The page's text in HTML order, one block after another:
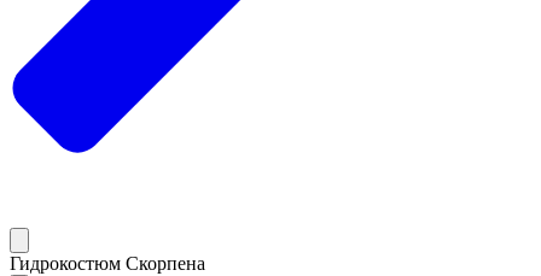
Гидрокостюм Скорпена